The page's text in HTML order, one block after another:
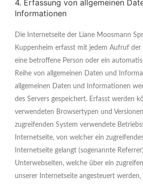
4. Erfassung von allgemeinen
Informationen
Die Internetseite der Liane Moosmann
Kuppenheim erfasst mit jedem Aufruf
eine betroffene Person oder ein
Reihe von allgemeinen Daten und
allgemeinen Daten und Informationen
des Servers gespeichert. Erfasst werden
verwendeten Browsertypen und
zugreifenden System verwendete
Internetseite, von welcher ein
Internetseite gelangt (sogenannte
Unterwebseiten, welche über ein
unserer Internetseite angesteuert